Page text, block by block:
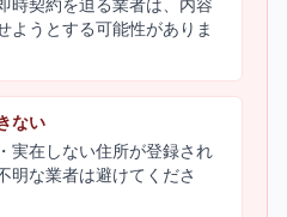
時契約を迫る業者は、内容
ようとする可能性がありま
ない
実在しない住所が登録され
明な業者は避けてくださ